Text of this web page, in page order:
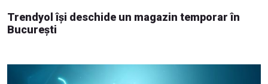
Trendyol își deschide un magazin temporar în
București